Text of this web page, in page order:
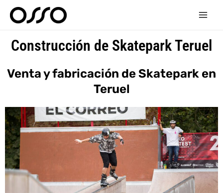
Construcción de Skatepark Teruel
Venta y fabricación de Skatepark en
Teruel